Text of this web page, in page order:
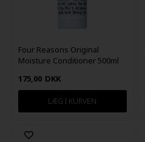
Four Reasons Original
Moisture Conditioner 500ml
175,00 DKK